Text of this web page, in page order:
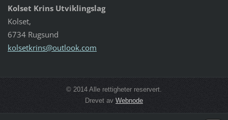
Kolset Krins Utviklingslag
Kolset,
6734 Rugsund
kolsetkrins@outlook.com
© 2014 Alle rettigheter reservert.
Drevet avWebnode